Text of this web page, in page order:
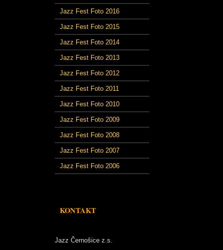
Jazz Fest Foto 2016
Jazz Fest Foto 2015
Jazz Fest Foto 2014
Jazz Fest Foto 2013
Jazz Fest Foto 2012
Jazz Fest Foto 2011
Jazz Fest Foto 2010
Jazz Fest Foto 2009
Jazz Fest Foto 2008
Jazz Fest Foto 2007
Jazz Fest Foto 2006
KONTAKT
Jazz Černošice z.s.